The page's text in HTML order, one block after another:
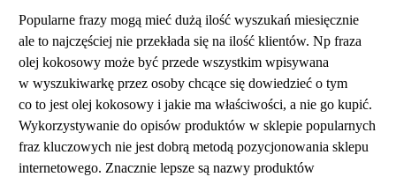
Popularne frazy mogą mieć dużą ilość wyszukań miesięcznie
ale to najczęściej nie przekłada się na ilość klientów. Np fraza
olej kokosowy może być przede wszystkim wpisywana
w wyszukiwarkę przez osoby chcące się dowiedzieć o tym
co to jest olej kokosowy i jakie ma właściwości, a nie go kupić.
Wykorzystywanie do opisów produktów w sklepie popularnych
fraz kluczowych nie jest dobrą metodą pozycjonowania sklepu
internetowego. Znacznie lepsze są nazwy produktów